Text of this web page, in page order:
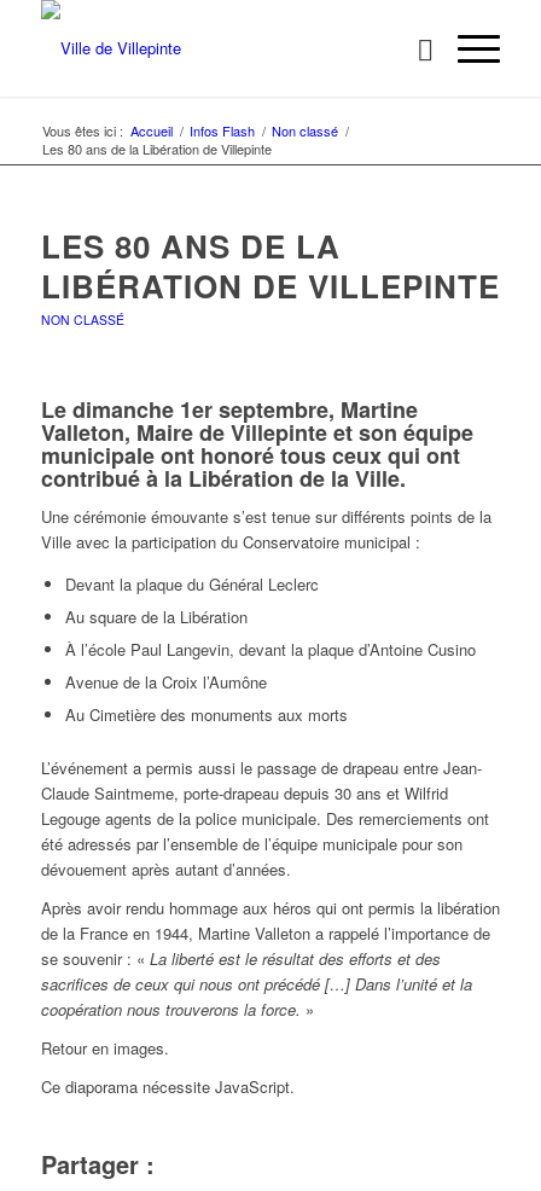
Vous êtes ici : Accueil / Infos Flash / Non classé /
Les 80 ans de la Libération de Villepinte
LES 80 ANS DE LA
LIBÉRATION DE VILLEPINTE
NON CLASSÉ
Le dimanche 1er septembre, Martine
Valleton, Maire de Villepinte et son équipe
municipale ont honoré tous ceux qui ont
contribué à la Libération de la Ville.
Une cérémonie émouvante s’est tenue sur différents points de la
Ville avec la participation du Conservatoire municipal :
Devant la plaque du Général Leclerc
Au square de la Libération
À l’école Paul Langevin, devant la plaque d’Antoine Cusino
Avenue de la Croix l’Aumône
Au Cimetière des monuments aux morts
L’événement a permis aussi le passage de drapeau entre Jean-
Claude Saintmeme, porte-drapeau depuis 30 ans et Wilfrid
Legouge agents de la police municipale. Des remerciements ont
été adressés par l’ensemble de l’équipe municipale pour son
dévouement après autant d’années.
Après avoir rendu hommage aux héros qui ont permis la libération
de la France en 1944, Martine Valleton a rappelé l’importance de
se souvenir : « La liberté est le résultat des efforts et des
sacrifices de ceux qui nous ont précédé […] Dans l’unité et la
coopération nous trouverons la force. »
Retour en images.
Ce diaporama nécessite JavaScript.
Partager :